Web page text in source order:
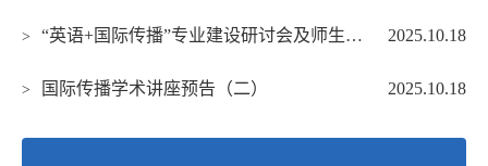
2025.10.18
> “英语+国际传播”专业建设研讨会及师生见面会预告（二）
2025.10.18
> 国际传播学术讲座预告（二）